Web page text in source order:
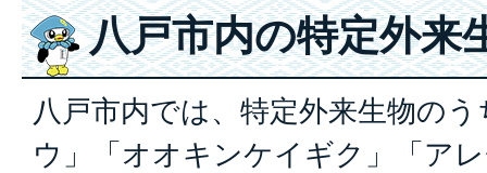
八戸市内の特定外来
八戸市内では、特定外来生物の
ウ」「オオキンケイギク」「ア